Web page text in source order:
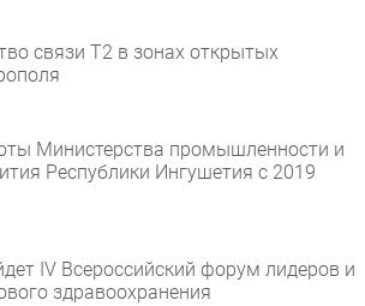
связи T2 в зонах открытых
Министерства промышленности и
Республики Ингушетия с 2019
IV Всероссийский форум лидеров и
здравоохранения